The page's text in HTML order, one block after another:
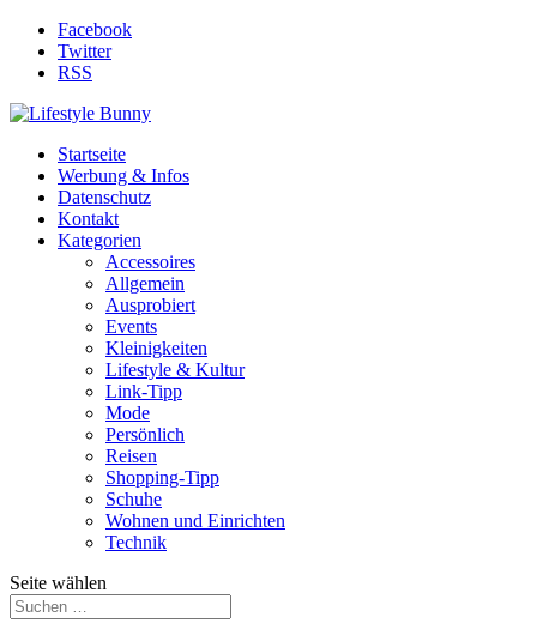
Facebook
Twitter
RSS
Startseite
Werbung & Infos
Datenschutz
Kontakt
Kategorien
Accessoires
Allgemein
Ausprobiert
Events
Kleinigkeiten
Lifestyle & Kultur
Link-Tipp
Mode
Persönlich
Reisen
Shopping-Tipp
Schuhe
Wohnen und Einrichten
Technik
Seite wählen